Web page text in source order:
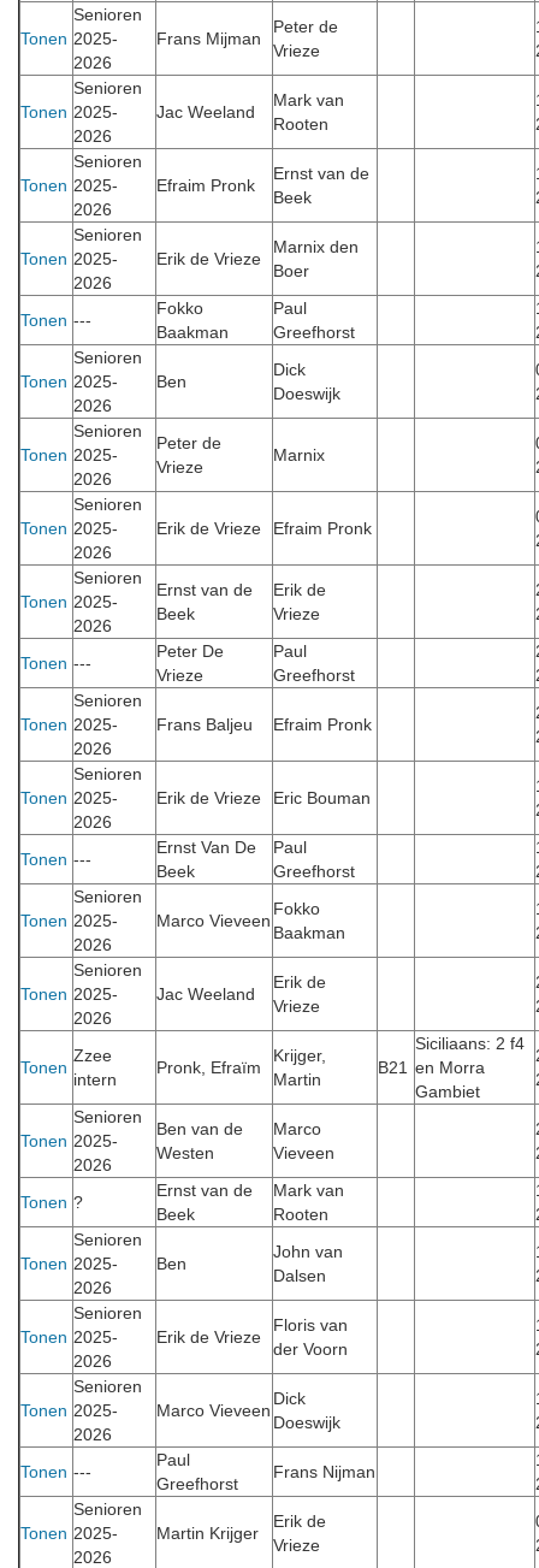
Tonen
Senioren
2025-
2026
Frans Mijman
Peter de
Vrieze
Tonen
Senioren
2025-
2026
Jac Weeland
Mark van
Rooten
Tonen
Senioren
2025-
2026
Efraim Pronk
Ernst van de
Beek
Tonen
Senioren
2025-
2026
Erik de Vrieze
Marnix den
Boer
Tonen ---
Fokko
Baakman
Paul
Greefhorst
Tonen
Senioren
2025-
2026
Ben
Dick
Doeswijk
Tonen
Senioren
2025-
2026
Peter de
Vrieze
Marnix
Tonen
Senioren
2025-
2026
Erik de Vrieze Efraim Pronk
Tonen
Senioren
2025-
2026
Ernst van de
Beek
Erik de
Vrieze
Tonen ---
Peter De
Vrieze
Paul
Greefhorst
Tonen
Senioren
2025-
2026
Frans Baljeu Efraim Pronk
Tonen
Senioren
2025-
2026
Erik de Vrieze Eric Bouman
Tonen ---
Ernst Van De
Beek
Paul
Greefhorst
Tonen
Senioren
2025-
2026
Marco Vieveen
Fokko
Baakman
Tonen
Senioren
2025-
2026
Jac Weeland
Erik de
Vrieze
Tonen
Zzee
intern
Pronk, Efraïm
Krijger,
Martin
B21
Siciliaans: 2 f4
en Morra
Gambiet
Tonen
Senioren
2025-
2026
Ben van de
Westen
Marco
Vieveen
Tonen ?
Ernst van de
Beek
Mark van
Rooten
Tonen
Senioren
2025-
2026
Ben
John van
Dalsen
Tonen
Senioren
2025-
2026
Erik de Vrieze
Floris van
der Voorn
Tonen
Senioren
2025-
2026
Marco Vieveen
Dick
Doeswijk
Tonen ---
Paul
Greefhorst
Frans Nijman
Tonen
Senioren
2025-
2026
Martin Krijger
Erik de
Vrieze